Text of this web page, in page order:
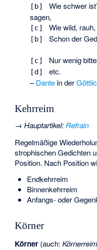
[b]
Wie schwer
sagen,
[c] Wie wild,
[b] Schon der
[c] Nur wenig
[d]
etc.
–Dantein der
Kehrreim
→Hauptartikel: Refrain
Regelmäßige
strophischen Gedichten
Position. Nach Position
Endkehrreim
Binnenkehrreim
Anfangs- oder
Körner
Körner (auch: